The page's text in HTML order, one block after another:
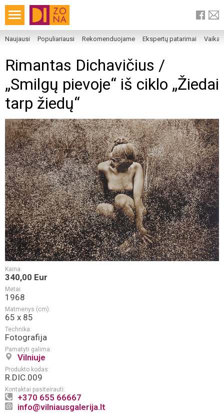
Naujausi Populiariausi Rekomenduojame Ekspertų patarimai
Rimantas Dichavičius /
„Smilgų pievoje“ iš ciklo „Žiedai
tarp žiedų“
Kaina:
340,00 Eur
Metai:
1968
Matmenys (cm):
65 x 85
Technika:
Fotografija
Pamatyti galima:
Vilniuje
Produkto kodas:
R.DIC.009
Kontaktai pasiteirauti:
+370 655 66667
info@vilniausgalerija.lt